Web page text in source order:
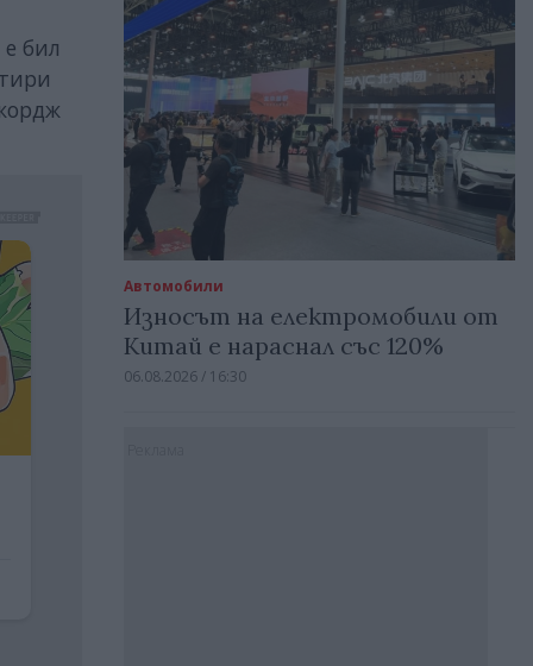
бил
Автомобили
Износът на електромобили от
Китай е нараснал със 120%
06.08.2026 / 16:30